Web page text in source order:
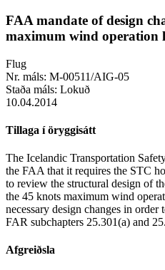
FAA mandate of design
maximum wind operation
Flug
Nr. máls: M-00511/AIG-05
Staða máls: Lokuð
10.04.2014
Tillaga í öryggisátt
The Icelandic Transportation
the FAA that it requires the STC
to review the structural design of
the 45 knots maximum wind
necessary design changes in
FAR subchapters 25.301(a) and
Afgreiðsla